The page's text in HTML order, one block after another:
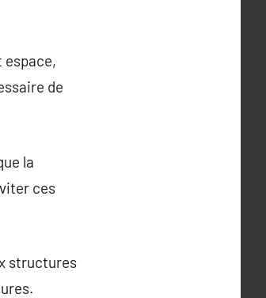
espace,
de
la
ces
structures